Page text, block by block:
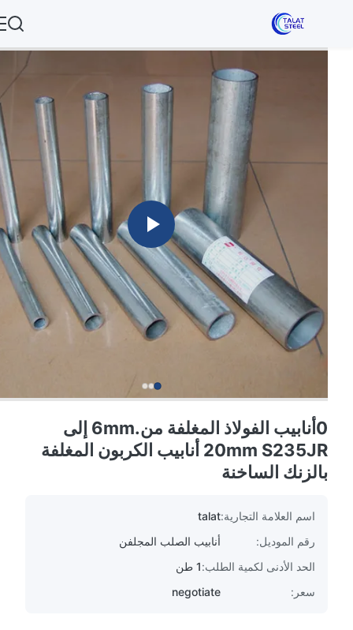
0أنابيب الفولاذ المغلفة من.6mm إلى
20mm S235JR أنابيب الكربون المغلفة
بالزنك الساخنة
اسم العلامة التجارية:talat
رقم الموديل:
أنابيب الصلب المجلفن
الحد الأدنى لكمية الطلب:1 طن
negotiate